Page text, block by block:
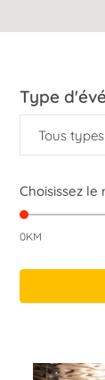
Type
Tous types
Choisissez le
0KM